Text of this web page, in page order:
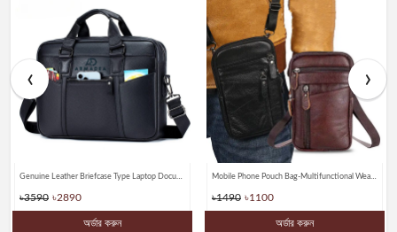
Genuine Leather Briefcase Type Laptop Document Carry A4 Messenger Bags
৳3590 ৳2890
অর্ডার করুন
Mobile Phone Pouch Bag-Multifunctional Wear belt Waist & Shoulder Bagss
৳1490 ৳1100
অর্ডার করুন
‹ ›